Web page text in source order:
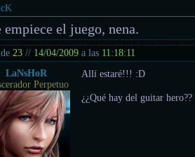
empiece el juego, nena.
de 23 // 14/04/2009 a las 11:18:11
LaNsHoR
Perpetuo
Allí estaré!!! :D
¿¿Qué hay del guitar